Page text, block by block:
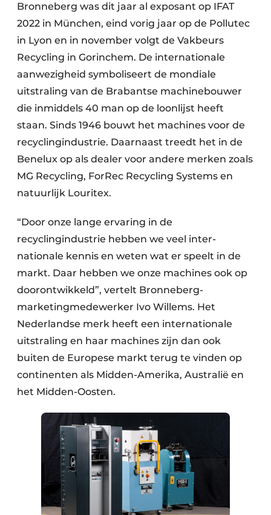
Bedrijfsafval
Bouw & Sloopafval
Elektronisch Afval
Glasrecyclage
Houtafval
Kunststofafval
Medisch afval
Metaalrecyclage
Papierafval
Textielrecyclage
Bronneberg was dit jaar al exposant op IFAT
2022 in München, eind vorig jaar op de Pollutec
in Lyon en in november volgt de Vakbeurs
Recycling in Gorinchem. De internationale
aanwezigheid symboliseert de mondiale
uitstraling van de Brabantse machinebouwer
die inmiddels 40 man op de loonlijst heeft
staan. Sinds 1946 bouwt het machines voor de
recyclingindustrie. Daarnaast treedt het in de
Benelux op als dealer voor andere merken zoals
MG Recycling, ForRec Recycling Systems en
natuurlijk Louritex.
“Door onze lange ervaring in de
recyclingindustrie hebben we veel inter­
nationale kennis en weten wat er speelt in de
markt. Daar hebben we onze machines ook op
doorontwikkeld”, vertelt Bronneberg-
marketingmedewerker Ivo Willems. Het
Nederlandse merk heeft een internationale
uitstraling en haar machines zijn dan ook
buiten de Europese markt terug te vinden op
continenten als Midden-Amerika, Australië en
het Midden-Oosten.